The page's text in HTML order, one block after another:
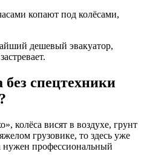
копают под колёсами,
дешевый эвакуатор,
спецтехники
колёса висят в воздухе, грунт
грузовике, то здесь уже
нужен профессиональный